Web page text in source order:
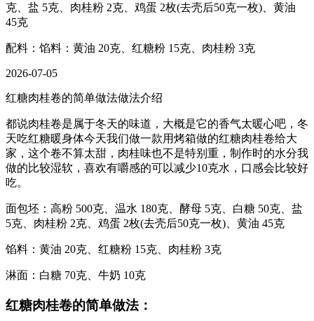
克、盐 5克、肉桂粉 2克、鸡蛋 2枚(去壳后50克一枚)、黄油
45克
配料：馅料：黄油 20克、红糖粉 15克、肉桂粉 3克
2026-07-05
红糖肉桂卷的简单做法做法介绍
都说肉桂卷是属于冬天的味道，大概是它的香气太暖心吧，冬
天吃红糖暖身体今天我们做一款用烤箱做的红糖肉桂卷给大
家，这个卷不算太甜，肉桂味也不是特别重，制作时的水分我
做的比较湿软，喜欢有嚼感的可以减少10克水，口感会比较好
吃。
面包坯：高粉 500克、温水 180克、酵母 5克、白糖 50克、盐
5克、肉桂粉 2克、鸡蛋 2枚(去壳后50克一枚)、黄油 45克
馅料：黄油 20克、红糖粉 15克、肉桂粉 3克
淋面：白糖 70克、牛奶 10克
红糖肉桂卷的简单做法：